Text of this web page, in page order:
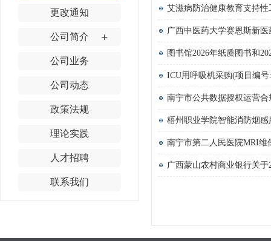
更改通知
公司简介 +
公司业务
公司动态
政策法规
理论实践
人才招聘
联系我们
艾滋病防治健康教育支持性
图书馆2026年纸质图书和
ICU用呼吸机采购(项目编号
南宁市公共数据授权运营合
梧州职业学院智能消防烟感
广西蒙山农村商业银行关